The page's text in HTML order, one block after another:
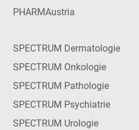
PHARMAustria
SPECTRUM Dermatologie
SPECTRUM Onkologie
SPECTRUM Pathologie
SPECTRUM Psychiatrie
SPECTRUM Urologie